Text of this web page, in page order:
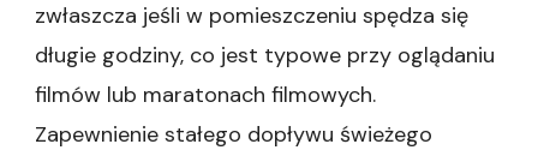
zwłaszcza jeśli w pomieszczeniu spędza się
długie godziny, co jest typowe przy oglądaniu
filmów lub maratonach filmowych.
Zapewnienie stałego dopływu świeżego